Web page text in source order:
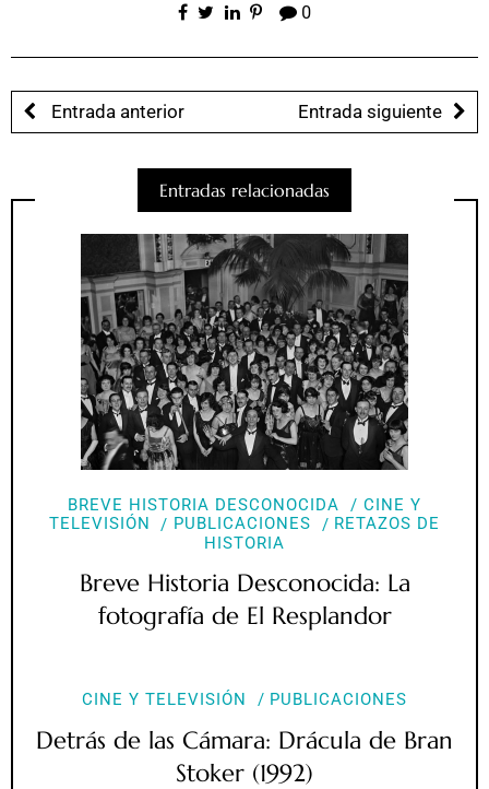
0
Entrada anterior Entrada siguiente
Entradas relacionadas
BREVE HISTORIA DESCONOCIDA
CINE Y
TELEVISIÓN
PUBLICACIONES
RETAZOS DE
HISTORIA
Breve Historia Desconocida: La
fotografía de El Resplandor
CINE Y TELEVISIÓN PUBLICACIONES
Detrás de las Cámara: Drácula de Bran
Stoker (1992)